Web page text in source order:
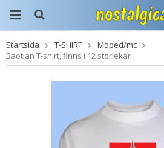
Produkten har blivit
tillagd i varukorgen
Startsida T-SHIRT
Moped/mc
Baotian T-shirt, finns i 12 storlekar